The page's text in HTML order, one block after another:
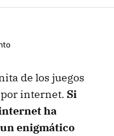
de los juegos
internet. Si
ha
enigmático